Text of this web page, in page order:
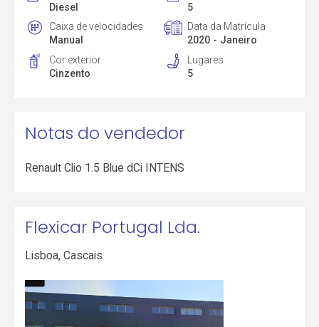
Diesel
5
Caixa de velocidades
Manual
Data da Matrícula
2020 - Janeiro
Cor exterior
Cinzento
Lugares
5
Notas do vendedor
Renault Clio 1.5 Blue dCi INTENS
Flexicar Portugal Lda.
Lisboa,Cascais